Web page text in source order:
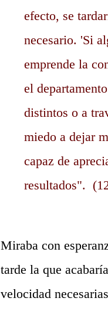
efecto, se
necesario. 'Si
emprende la
el
distintos o a
miedo a dejar
capaz de
resultados".
Miraba con
tarde la que
velocidad